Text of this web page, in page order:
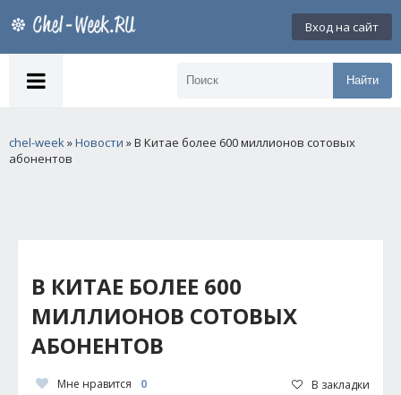
Вход на сайт
Найти
chel-week»Новости » В Китае более 600 миллионов сотовых
абонентов
В КИТАЕ БОЛЕЕ 600
МИЛЛИОНОВ СОТОВЫХ
АБОНЕНТОВ
Мне нравится 0 В закладки